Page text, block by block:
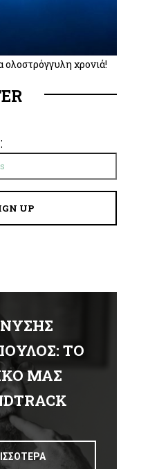
ολοστρόγγυλη χρονιά!
ΤΟ
ΜΑΣ